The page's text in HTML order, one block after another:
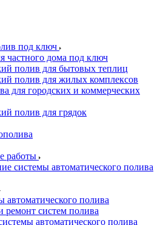
под ключ
частного дома под ключ
полив для бытовых теплиц
полив для жилых комплексов
для городских и коммерческих
полив для грядок
работы
системы автоматического полива
автоматического полива
ремонт систем полива
автоматического полива